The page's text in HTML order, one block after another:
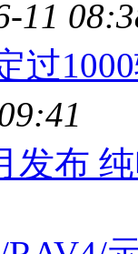
11
过
发布